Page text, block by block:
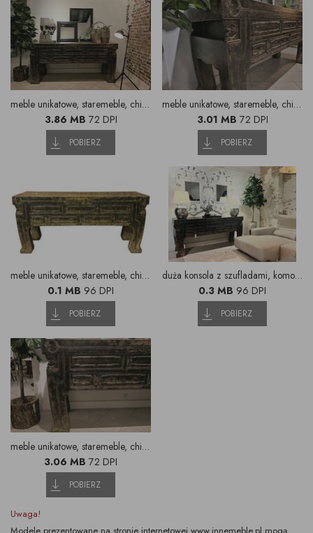
meble unikatowe, staremeble, chińskie komody, nietuzinkowe komody, kolorowe komody, meble z chin, oryginalne chińskie meble, stuletnie meble, InneMeble, Unikatowe meble Warszawa, Lublin, Katowice (4)
3.86 MB 72 DPI
POBIERZ
meble unikatowe, staremeble, chińskie komody, nietuzinkowe komody, kolorowe komody, meble z chin, oryginalne chińskie meble, stuletnie meble, InneMeble, Unikatowe meble Warszawa, Lublin, Katowice (5)
3.01 MB 72 DPI
POBIERZ
meble unikatowe, staremeble, chińskie komody, nietuzinkowe komody, kolorowe komody, meble z chin, oryginalne chińskie meble, stuletnie meble, InneMeble, Unikatowe meble Warszawa, Lublin, Katowice (( (3)
0.1 MB 96 DPI
POBIERZ
duża konsola z szufladami, komoda na lwich nogach, rzeźbione lustra, białe lustro, cegła Nelissen, tynk dekoracyjny
0.3 MB 96 DPI
POBIERZ
meble unikatowe, staremeble, chińskie komody, nietuzinkowe komody, kolorowe komody, meble z chin, oryginalne chińskie meble, stuletnie meble, InneMeble, Unikatowe meble Warszawa, Lublin, Katowice (2)
3.06 MB 72 DPI
POBIERZ
Uwaga!